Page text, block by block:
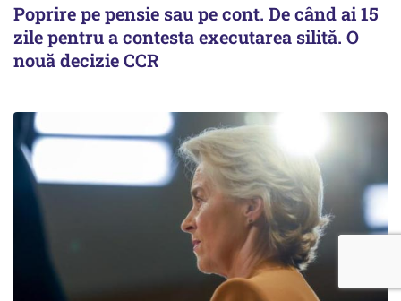
Poprire pe pensie sau pe cont. De când ai 15
zile pentru a contesta executarea silită. O
nouă decizie CCR